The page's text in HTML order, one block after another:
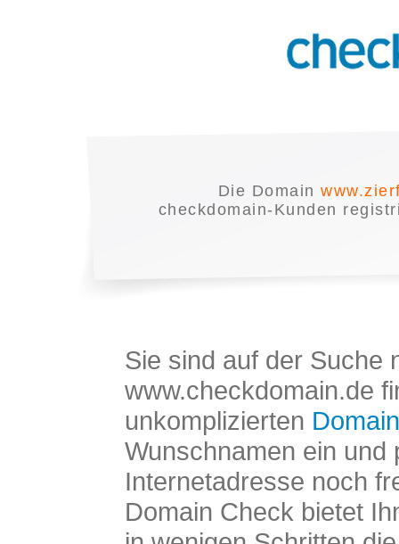
Die Domain
checkdomain-Kunden
Sie sind auf der Suche
www.checkdomain.de
unkomplizierten
Wunschnamen ein und
Internetadresse noch
Domain Check bietet